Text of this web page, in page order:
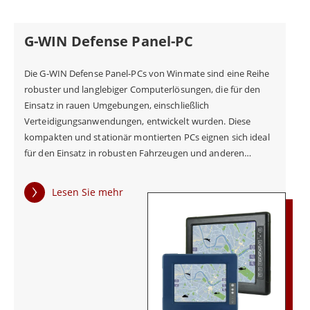
G-WIN Defense Panel-PC
Die G-WIN Defense Panel-PCs von Winmate sind eine Reihe
robuster und langlebiger Computerlösungen, die für den
Einsatz in rauen Umgebungen, einschließlich
Verteidigungsanwendungen, entwickelt wurden. Diese
kompakten und stationär montierten PCs eignen sich ideal
für den Einsatz in robusten Fahrzeugen und anderen
Hauptmerkmale der G-WIN Defense Panel-PCs von
Winmate ist ihre Langlebigkeit. Alle Verteidigungsprodukte
von Winmate werden strengen Tests gemäß den
Umweltstandards MIL-STD-810G und den EMV-Standards
MIL-STD-461F unterzogen, um sicherzustellen, dass sie
extremen Temperaturen, Stößen, Stürzen, Vibrationen,
Staub und anderen rauen Bedingungen standhalten. Das
hochauflösende Display der G-WIN Defense Panel-PCs von
Lesen Sie mehr